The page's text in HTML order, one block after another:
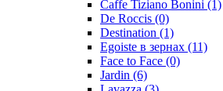
Caffe Tiziano Bonini (1)
De Roccis (0)
Destination (1)
Egoiste в зернах (11)
Face to Face (0)
Jardin (6)